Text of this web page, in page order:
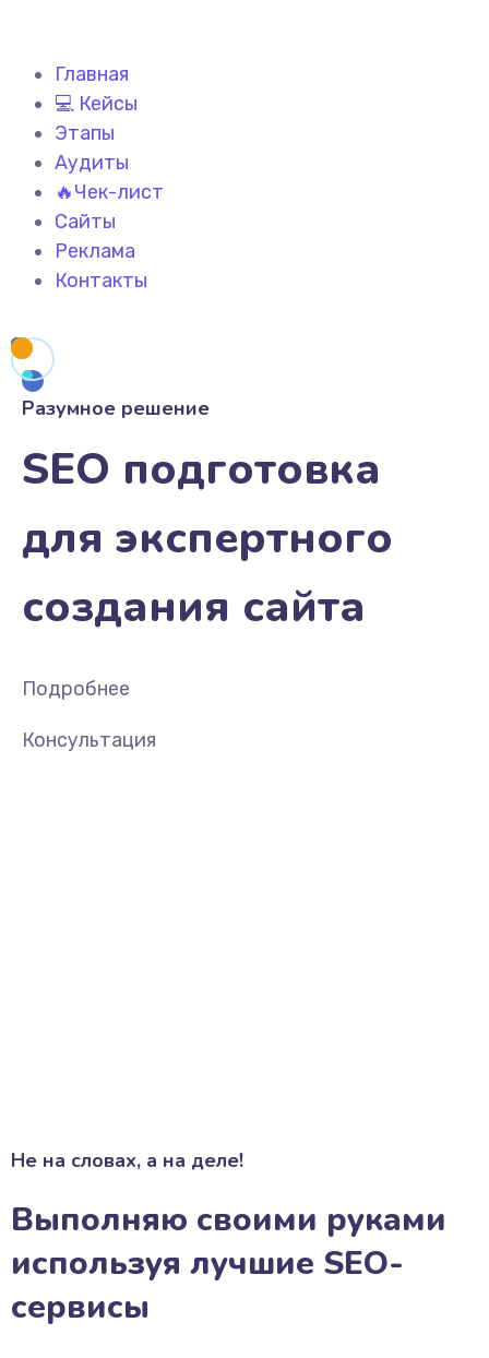
Главная
💻 Кейсы
Этапы
Аудиты
🔥Чек-лист
Сайты
Реклама
Контакты
Разумное решение
SEO подготовка
для экспертного
создания сайта
Подробнее
Консультация
Не на словах, а на деле!
Выполняю своими руками
используя лучшие SEO-
сервисы